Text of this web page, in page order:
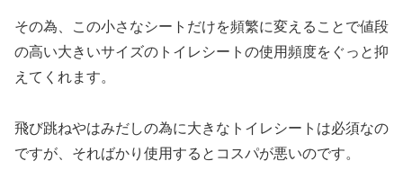
その為、この小さなシートだけを頻繁に変えることで値段
の高い大きいサイズのトイレシートの使用頻度をぐっと抑
えてくれます。
飛び跳ねやはみだしの為に大きなトイレシートは必須なの
ですが、そればかり使用するとコスパが悪いのです。